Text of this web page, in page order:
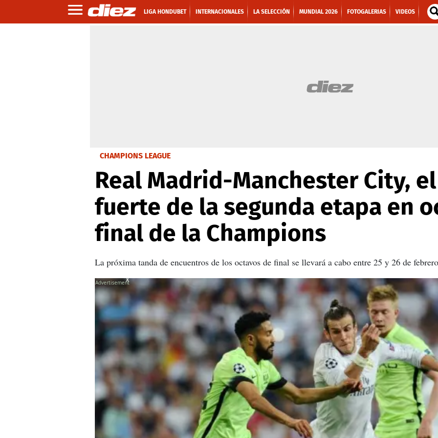
LIGA HONDUBET INTERNACIONALES LA SELECCIÓN MUNDIAL 2026 FOTOGALERIAS VIDEOS
CHAMPIONS LEAGUE
Real Madrid-Manchester City,
fuerte de la segunda etapa en
final de la Champions
La próxima tanda de encuentros de los octavos de final se llevará a cabo entre 25 y 26 de
X